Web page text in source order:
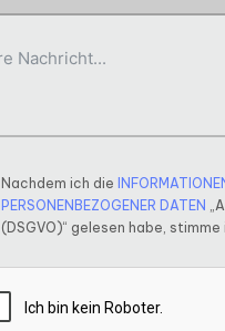
Nachdem ich die
PERSONENBEZOGENER DATEN
(DSGVO)“ gelesen habe,